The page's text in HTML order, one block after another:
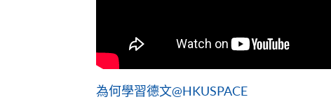
為何學習德文@HKUSPACE